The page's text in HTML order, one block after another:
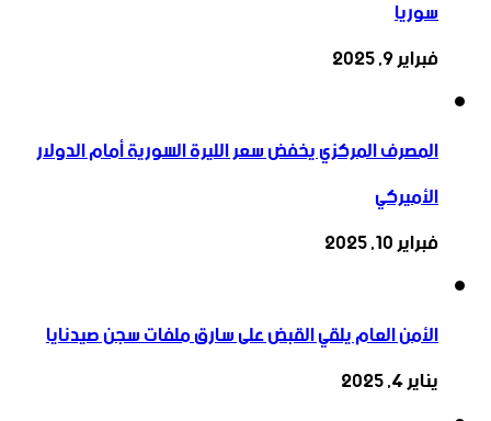
سوريا
فبراير 9, 2025
المصرف المركزي يخفض سعر الليرة السورية أمام الدولار
الأميركي
فبراير 10, 2025
الأمن العام يلقي القبض على سارق ملفات سجن صيدنايا
يناير 4, 2025